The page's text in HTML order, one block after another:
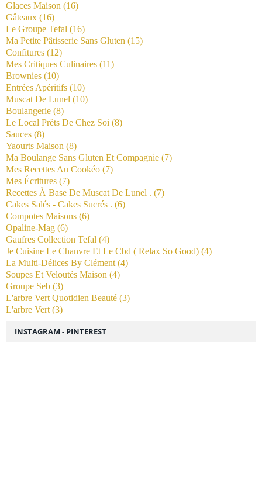
Glaces Maison (16)
Gâteaux (16)
Le Groupe Tefal (16)
Ma Petite Pâtisserie Sans Gluten (15)
Confitures (12)
Mes Critiques Culinaires (11)
Brownies (10)
Entrées Apéritifs (10)
Muscat De Lunel (10)
Boulangerie (8)
Le Local Prêts De Chez Soi (8)
Sauces (8)
Yaourts Maison (8)
Ma Boulange Sans Gluten Et Compagnie (7)
Mes Recettes Au Cookéo (7)
Mes Écritures (7)
Recettes À Base De Muscat De Lunel . (7)
Cakes Salés - Cakes Sucrés . (6)
Compotes Maisons (6)
Opaline-Mag (6)
Gaufres Collection Tefal (4)
Je Cuisine Le Chanvre Et Le Cbd ( Relax So Good) (4)
La Multi-Délices By Clément (4)
Soupes Et Veloutés Maison (4)
Groupe Seb (3)
L'arbre Vert Quotidien Beauté (3)
L'arbre Vert (3)
INSTAGRAM - PINTEREST